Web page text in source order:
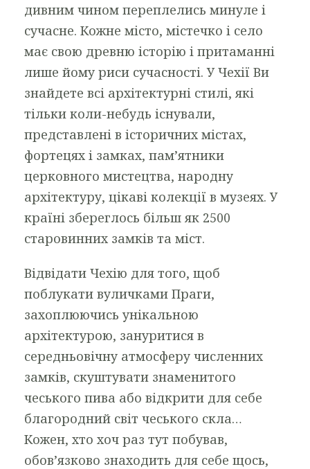
дивним чином переплелись минуле і
сучасне. Кожне місто, містечко і село
має свою древню історію і притаманні
лише йому риси сучасності. У Чехії Ви
знайдете всі архітектурні стилі, які
тільки коли-небудь існували,
представлені в історичних містах,
фортецях і замках, пам’ятники
церковного мистецтва, народну
архітектуру, цікаві колекції в музеях. У
країні збереглось більш як 2500
старовинних замків та міст.
Відвідати Чехію для того, щоб
поблукати вуличками Праги,
захоплюючись унікальною
архітектурою, зануритися в
середньовічну атмосферу численних
замків, скуштувати знаменитого
чеського пива або відкрити для себе
благородний світ чеського скла…
Кожен, хто хоч раз тут побував,
обов’язково знаходить для себе щось,